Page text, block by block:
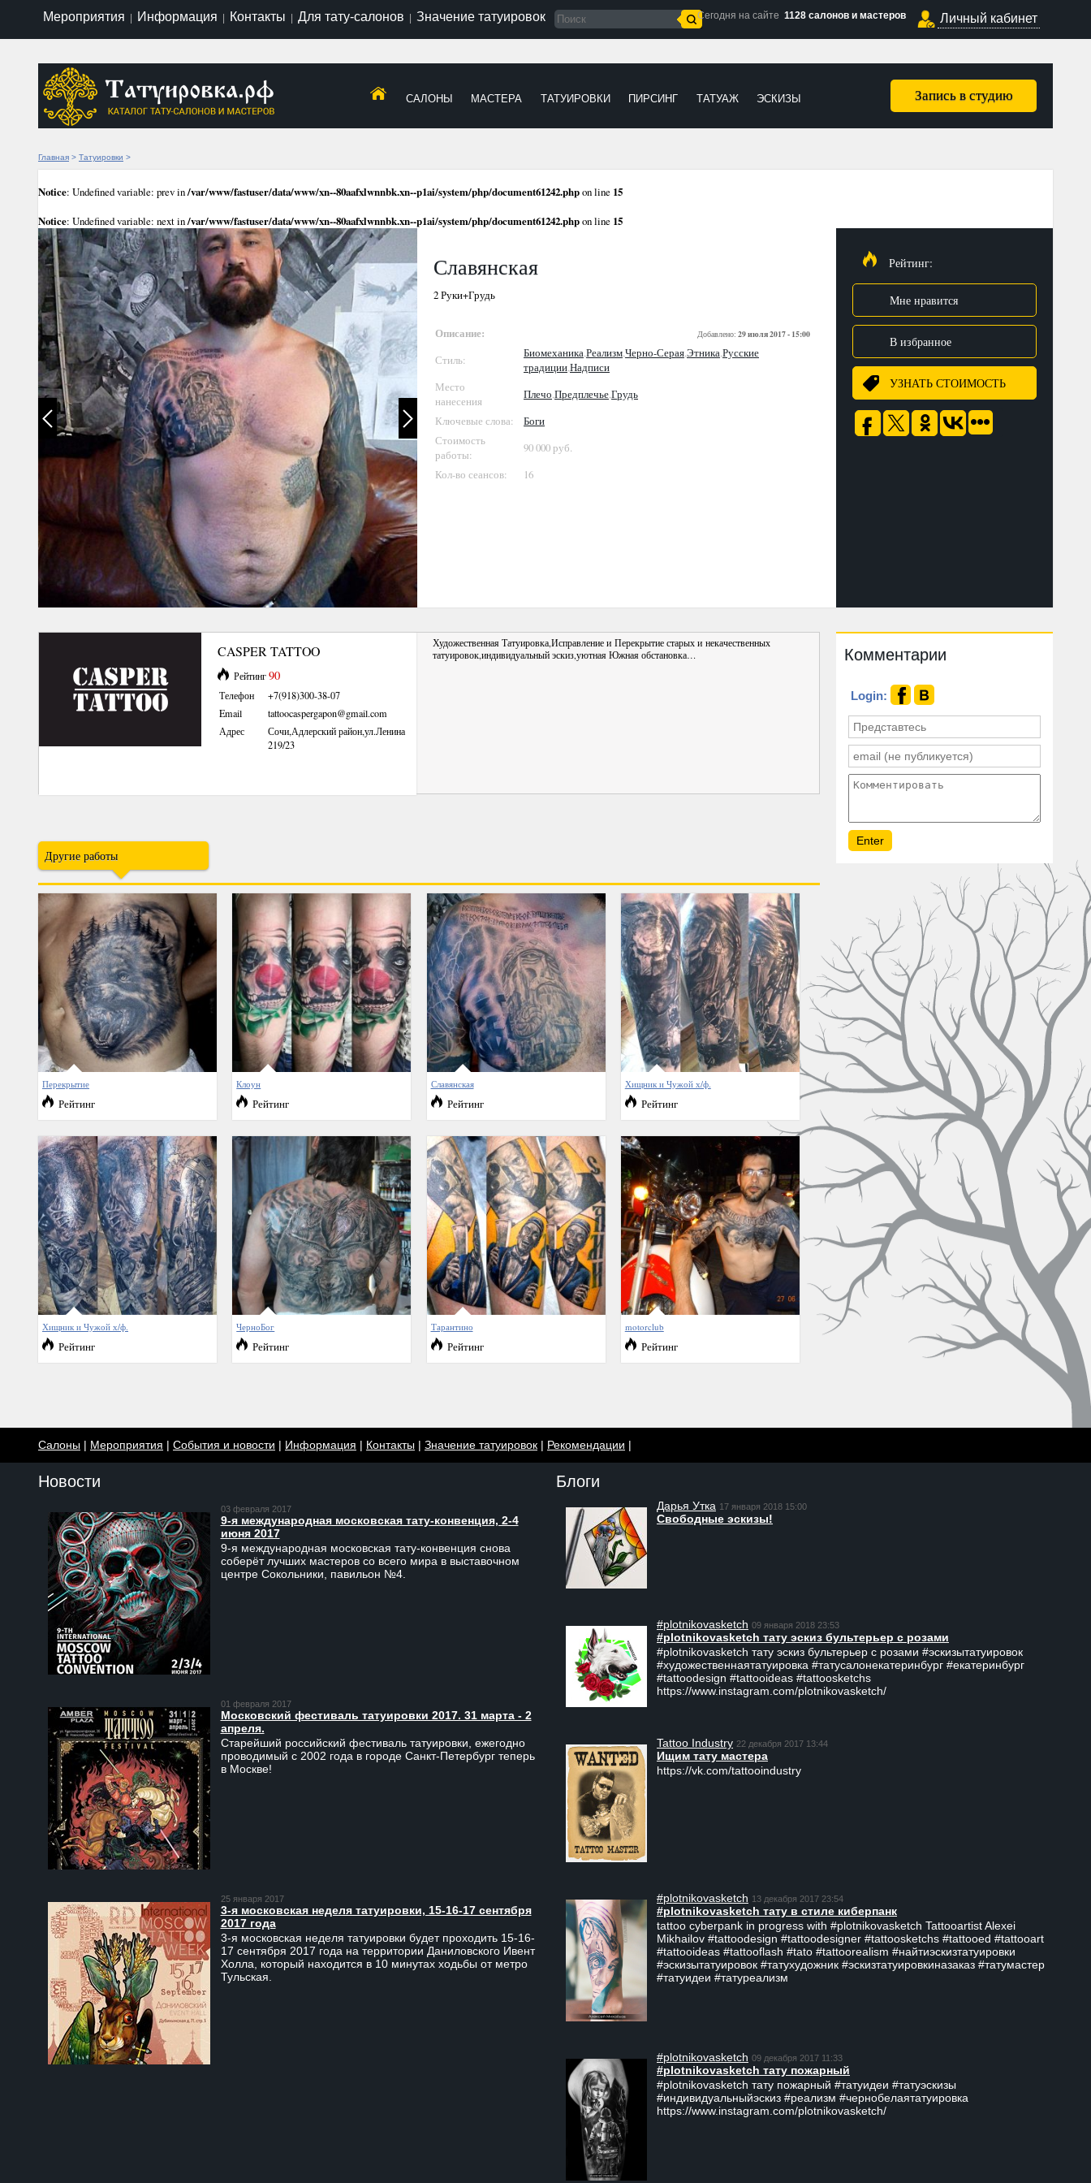
Мероприятия Информация Контакты Для тату-салонов Значение татуировок Сегодня на сайте 1128 салонов и мастеров Личный кабинет
Запись в студию
САЛОНЫ МАСТЕРА ТАТУИРОВКИ ПИРСИНГ ТАТУАЖ ЭСКИЗЫ
Главная > Татуировки >
Notice: Undefined variable: prev in/var/www/fastuser/data/www/xn--80aafxlwnnbk.xn--p1ai/system/php/document61242.phpon line 15
Notice: Undefined variable: next in/var/www/fastuser/data/www/xn--80aafxlwnnbk.xn--p1ai/system/php/document61242.phpon line 15
Славянская
2 Руки+Грудь
Описание: Добавлено: 29 июля 2017 - 15:00
Стиль: Биомеханика,Реализм,Черно-Серая,Этника,Русские
традиции,Надписи
Место
нанесения
Плечо,Предплечье,Грудь
Ключевые слова:
Боги
Стоимость
работы:
90 000 руб.
Кол-во сеансов:
16
Рейтинг:
Мне нравится
В избранное
УЗНАТЬ СТОИМОСТЬ
CASPER TATTOO
Рейтинг90
Телефон
+7(918)300-38-07
Email
tattoocaspergapon@gmail.com
Адрес
Сочи,Адлерский район,ул.Ленина
219/23
Художественная Татуировка,Исправление и Перекрытие старых и некачественных
татуировок,индивидуальный эскиз,уютная Южная обстановка…
Другие работы
Перекрытие
Рейтинг
Клоун
Рейтинг
Славянская
Рейтинг
Хищник и Чужой х/ф.
Рейтинг
Хищник и Чужой х/ф.
Рейтинг
ЧерноБог
Рейтинг
Тарантино
Рейтинг
motorclub
Рейтинг
Комментарии
Login:
Салоны | Мероприятия | События и новости | Информация | Контакты | Значение татуировок | Рекомендации |
Новости
03 февраля 2017
9-я международная московская тату-конвенция, 2-4
июня 2017
9-я международная московская тату-конвенция снова
соберёт лучших мастеров со всего мира в выставочном
центре Сокольники, павильон №4.
01 февраля 2017
Московский фестиваль татуировки 2017. 31 марта - 2
апреля.
Старейший российский фестиваль татуировки, ежегодно
проводимый с 2002 года в городе Санкт-Петербург теперь
в Москве!
25 января 2017
3-я московская неделя татуировки, 15-16-17 сентября
2017 года
3-я московская неделя татуировки будет проходить 15-16-
17 сентября 2017 года на территории Даниловского Ивент
Холла, который находится в 10 минутах ходьбы от метро
Тульская.
Блоги
Дарья Утка 17 января 2018 15:00
Свободные эскизы!
#plotnikovasketch 09 января 2018 23:53
#plotnikovasketch тату эскиз бультерьер с розами
#plotnikovasketch тату эскиз бультерьер с розами #эскизытатуировок
#художественнаятатуировка #татусалонекатеринбург #екатеринбург
#tattoodesign #tattooideas #tattoosketchs
https://www.instagram.com/plotnikovasketch/
Tattoo Industry 22 декабря 2017 13:44
Ищим тату мастера
https://vk.com/tattooindustry
#plotnikovasketch 13 декабря 2017 23:54
#plotnikovasketch тату в стиле киберпанк
tattoo cyberpank in progress with #plotnikovasketch Tattooartist Alexei
Mikhailov #tattoodesign #tattoodesigner #tattoosketchs #tattooed #tattooart
#tattooideas #tattooflash #tato #tattoorealism #найтиэскизтатуировки
#эскизытатуировок #татухудожник #эскизтатуировкиназаказ #татумастер
#татуидеи #татуреализм
#plotnikovasketch 09 декабря 2017 11:33
#plotnikovasketch тату пожарный
#plotnikovasketch тату пожарный #татуидеи #татуэскизы
#индивидуальныйэскиз #реализм #чернобелаятатуировка
https://www.instagram.com/plotnikovasketch/